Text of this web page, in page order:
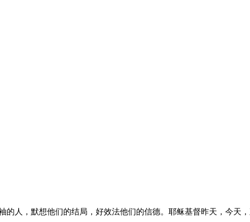
人，默想他们的结局，好效法他们的信德。耶稣基督昨天，今天